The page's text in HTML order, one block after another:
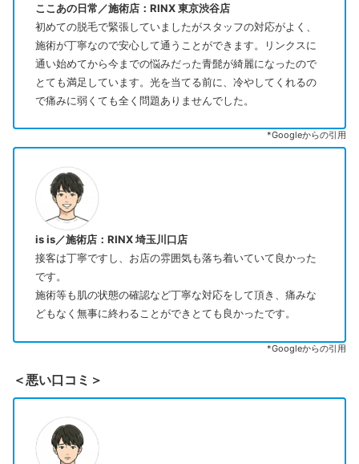
ここあの日常／施術店：RINX 東京渋谷店
初めての脱毛で緊張していましたがスタッフの対応がよく、
施術が丁寧なので安心して通うことができます。リンクスに
通い始めてから今までの悩みだった青髭が綺麗になったので
とても満足しています。光を当てる前に、冷やしてくれるの
で痛みに弱くても全く問題ありませんでした。
*Googleからの引用
is is／施術店：RINX 埼玉川口店
接客は丁寧ですし、お店の雰囲気も落ち着いていて良かった
です。
施術等も肌の状態の確認など丁寧な対応をして頂き、痛みな
どもなく無事に終わることができとても良かったです。
*Googleからの引用
＜悪い口コミ＞